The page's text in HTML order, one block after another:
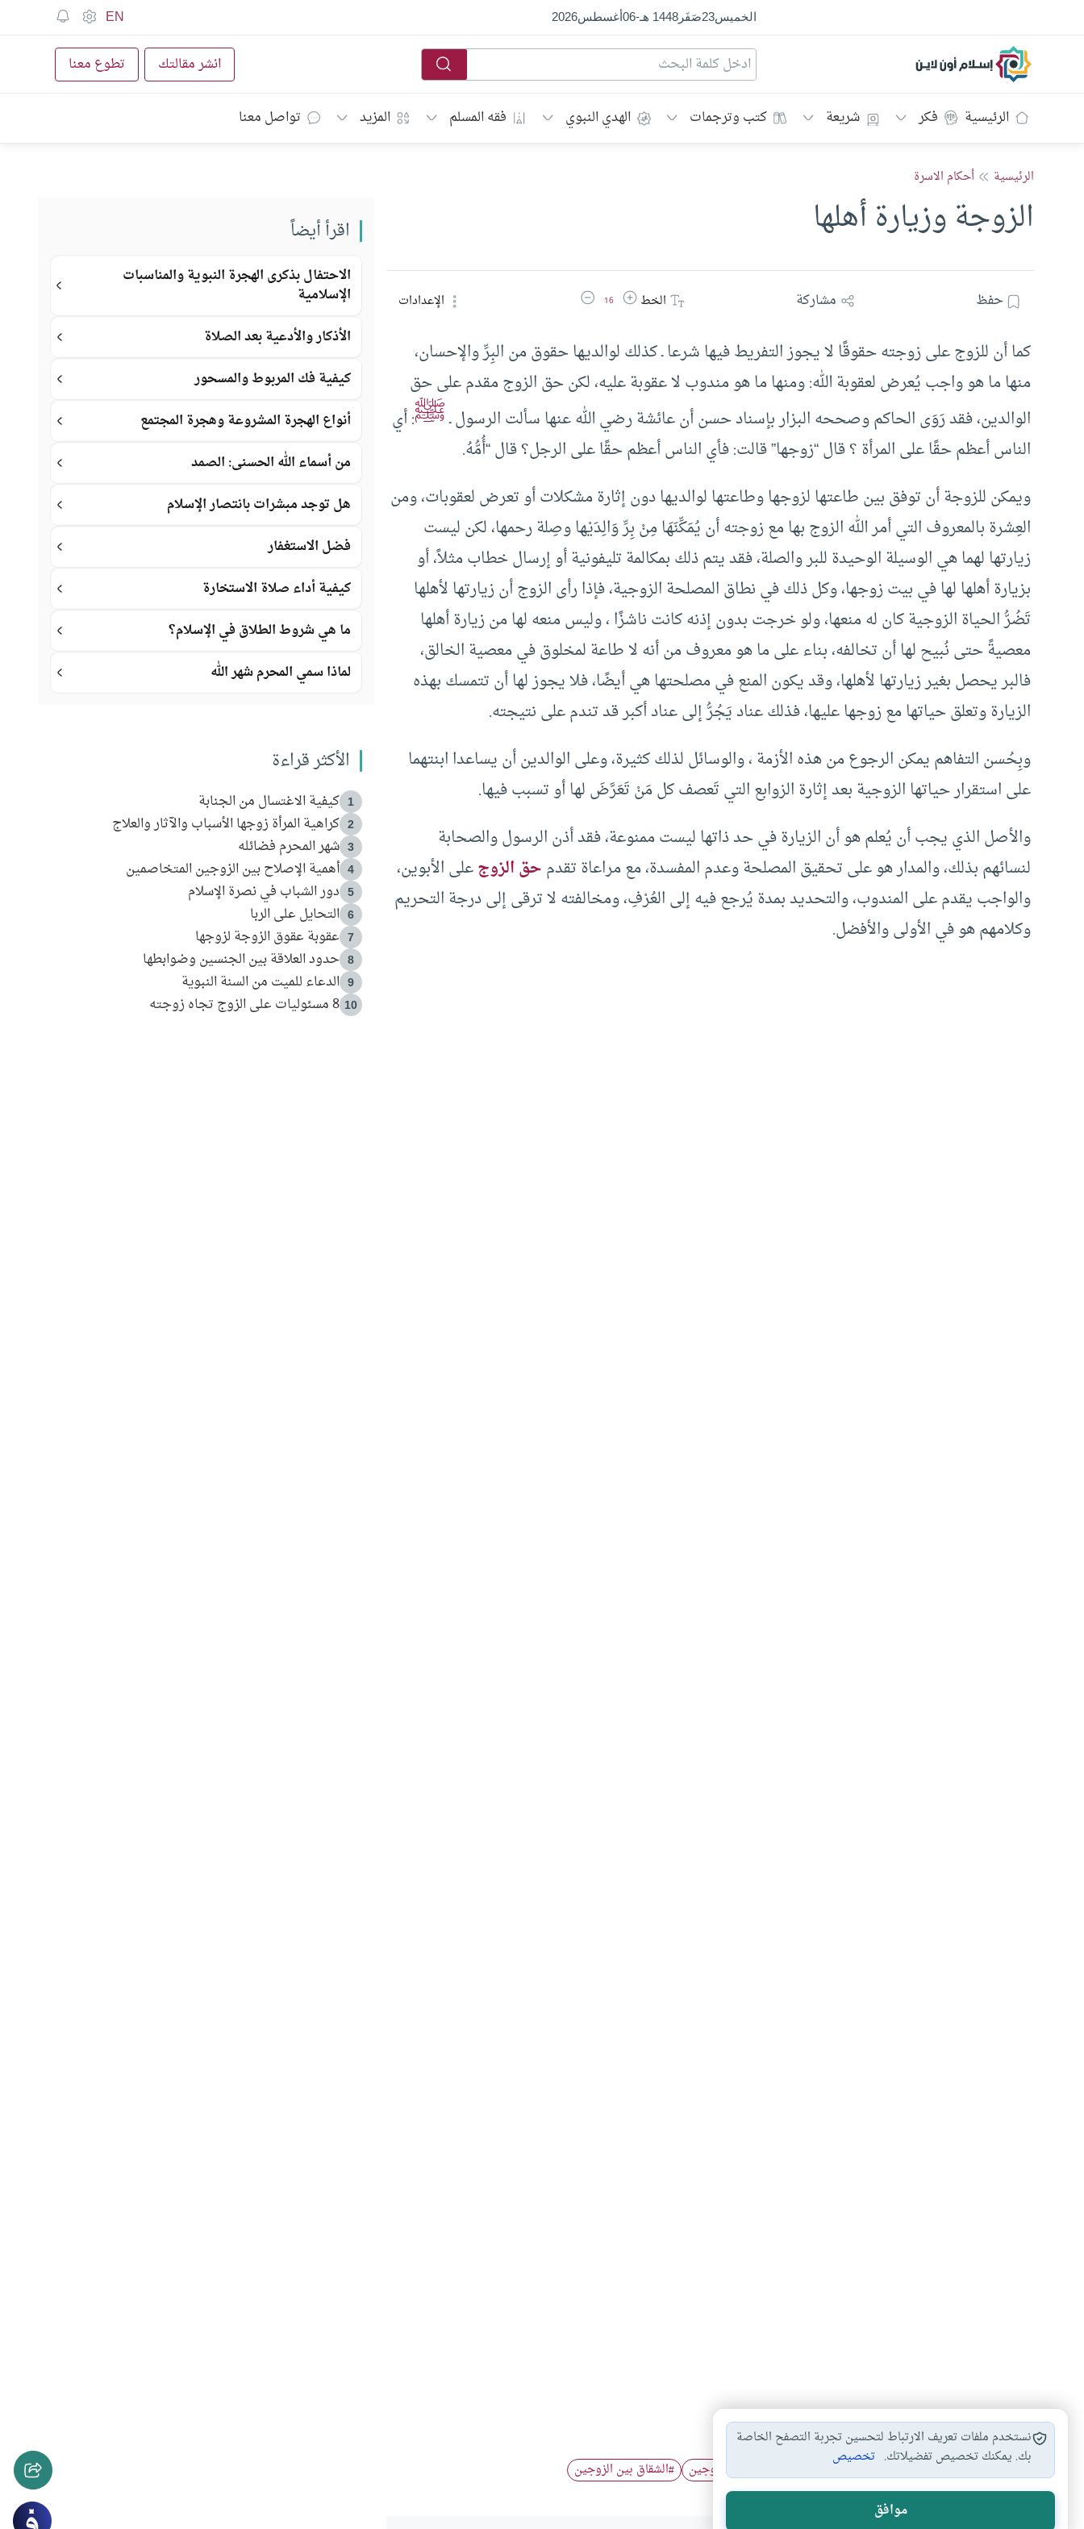
الخميس23صَفَر1448 هـ -
06أغسطس2026
EN
إسلام أون لاين انشر مقالتك تطوع معنا
الرئيسية فكر شريعة كتب وترجمات الهدي النبوي فقه المسلم المزيد تواصل معنا
الرئيسية أحكام الاسرة
الزوجة وزيارة أهلها
حفظ مشاركة الخطزيادة حجم الخط
16 تقليل حجم الخط الإعدادات
كما أن للزوج على زوجته حقوقًا لا يجوز التفريط فيها شرعا ـ كذلك لوالديها حقوق من البِرِّ والإحسان،
منها ما هو واجب يُعرض لعقوبة الله: ومنها ما هو مندوب لا عقوبة عليه، لكن حق الزوج مقدم على حق
الوالدين، فقد رَوَى الحاكم وصححه البزار بإسناد حسن أن عائشة رضي الله عنها سألت الرسول ـﷺ: أي
الناس أعظم حقًا على المرأة ؟ قال “زوجها” قالت: فأي الناس أعظم حقًا على الرجل؟ قال “أُمُّهُ.
ويمكن للزوجة أن توفق بين طاعتها لزوجها وطاعتها لوالديها دون إثارة مشكلات أو تعرض لعقوبات، ومن
العِشرة بالمعروف التي أمر الله الزوج بها مع زوجته أن يُمَكِّنَهَا مِنْ بِرِّ وَالِدَيْها وصِلة رحمها، لكن ليست
زيارتها لهما هي الوسيلة الوحيدة للبر والصلة، فقد يتم ذلك بمكالمة تليفونية أو إرسال خطاب مثلاً، أو
بزيارة أهلها لها في بيت زوجها، وكل ذلك في نطاق المصلحة الزوجية، فإذا رأى الزوج أن زيارتها لأهلها
تَضُرُّ الحياة الزوجية كان له منعها، ولو خرجت بدون إذنه كانت ناشزًا ، وليس منعه لها من زيارة أهلها
معصيةً حتى نُبيح لها أن تخالفه، بناء على ما هو معروف من أنه لا طاعة لمخلوق في معصية الخالق،
فالبر يحصل بغير زيارتها لأهلها، وقد يكون المنع في مصلحتها هي أيضًا، فلا يجوز لها أن تتمسك بهذه
الزيارة وتعلق حياتها مع زوجها عليها، فذلك عناد يَجُرُّ إلى عناد أكبر قد تندم على نتيجته.
وبِحُسن التفاهم يمكن الرجوع من هذه الأزمة ، والوسائل لذلك كثيرة، وعلى الوالدين أن يساعدا ابنتهما
على استقرار حياتها الزوجية بعد إثارة الزوابع التي تَعصف كل مَنْ تَعَرَّضَ لها أو تسبب فيها.
والأصل الذي يجب أن يُعلم هو أن الزيارة في حد ذاتها ليست ممنوعة، فقد أذن الرسول والصحابة
لنسائهم بذلك، والمدار هو على تحقيق المصلحة وعدم المفسدة، مع مراعاة تقدمحق الزوجعلى الأبوين،
والواجب يقدم على المندوب، والتحديد بمدة يُرجع فيه إلى العُرْفِ، ومخالفته لا ترقى إلى درجة التحريم
وكلامهم هو في الأولى والأفضل.
التعاون بين الزوجين إجبار الزوجة على… التعامل بين الزوجين #الشقاق بين الزوجين
اقرأ أيضاً
الاحتفال بذكرى الهجرة النبوية والمناسبات
الإسلامية
الأذكار والأدعية بعد الصلاة
كيفية فك المربوط والمسحور
أنواع الهجرة المشروعة وهجرة المجتمع
من أسماء الله الحسنى: الصمد
هل توجد مبشرات بانتصار الإسلام
فضل الاستغفار
كيفية أداء صلاة الاستخارة
ما هي شروط الطلاق في الإسلام؟
لماذا سمي المحرم شهر الله
الأكثر قراءة
1 كيفية الاغتسال من الجنابة
2 كراهية المرأة زوجها الأسباب والآثار والعلاج
3 شهر المحرم فضائله
4 أهمية الإصلاح بين الزوجين المتخاصمين
5 دور الشباب في نصرة الإسلام
6 التحايل على الربا
7 عقوبة عقوق الزوجة لزوجها
8 حدود العلاقة بين الجنسين وضوابطها
9 الدعاء للميت من السنة النبوية
10 8 مسئوليات على الزوج تجاه زوجته
نستخدم ملفات تعريف الارتباط لتحسين تجربة التصفح الخاصة
بك. يمكنك تخصيص تفضيلاتك. تخصيص
موافق